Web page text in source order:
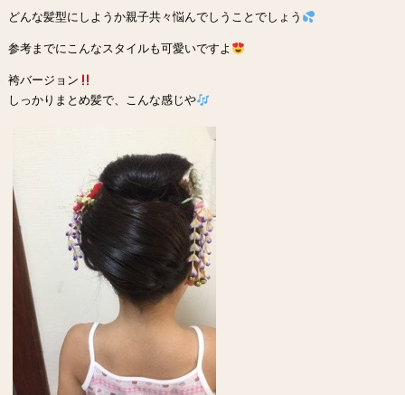
どんな髪型にしようか親子共々悩んでしうことでしょう
参考までにこんなスタイルも可愛いですよ
袴バージョン
しっかりまとめ髪で、こんな感じや